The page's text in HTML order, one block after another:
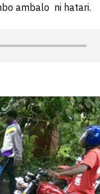
ambalo ni hatari.